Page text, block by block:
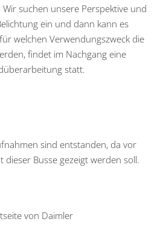
suchen unsere Perspektive und
ein und dann kann es
welchen Verwendungszweck die
findet im Nachgang eine
statt.
sind entstanden, da vor
dieser Busse gezeigt werden soll.